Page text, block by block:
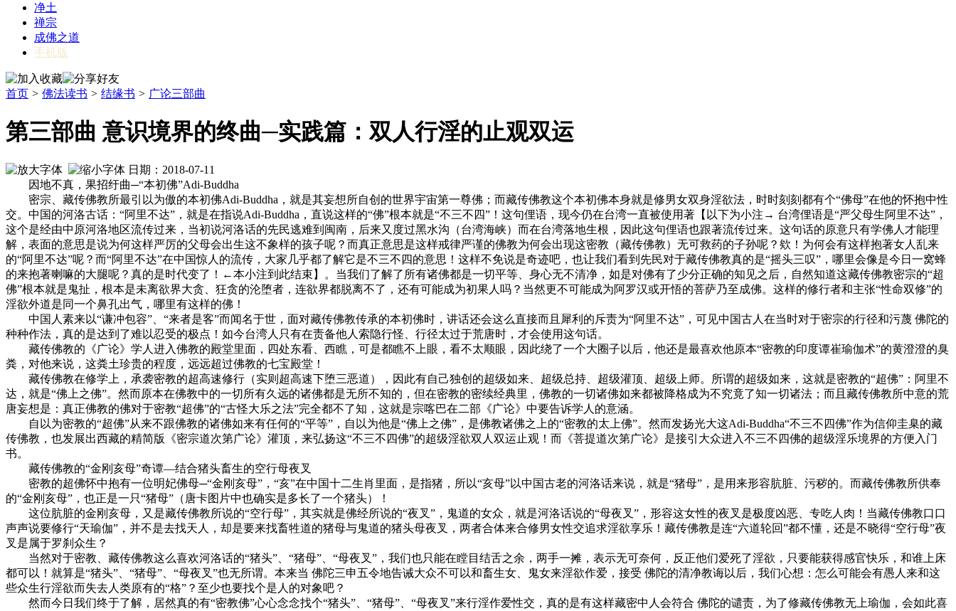
净土
禅宗
成佛之道
手机版
首页 > 佛法读书 > 结缘书 > 广论三部曲
第三部曲 意识境界的终曲─实践篇：双人行淫的止观双运
日期：2018-07-11
因地不真，果招纡曲─“本初佛”Adi-Buddha
密宗、藏传佛教所最引以为傲的本初佛Adi-Buddha，就是其妄想所自创的世界宇宙第一尊佛；而藏传佛教这个本初佛本身就是修男女双身淫欲法，时时刻刻都有个“佛母”在他的怀抱中性
交。中国的河洛古话：“阿里不达”，就是在指说Adi-Buddha，直说这样的“佛”根本就是“不三不四”！这句俚语，现今仍在台湾一直被使用著【以下为小注→ 台湾俚语是“严父母生阿里不达”，
这个是经由中原河洛地区流传过来，当初说河洛话的先民逃难到闽南，后来又度过黑水沟（台湾海峡）而在台湾落地生根，因此这句俚语也跟著流传过来。这句话的原意只有学佛人才能理
解，表面的意思是说为何这样严厉的父母会出生这不象样的孩子呢？而真正意思是这样戒律严谨的佛教为何会出现这密教（藏传佛教）无可救药的子孙呢？欸！为何会有这样抱著女人乱来
的“阿里不达”呢？而“阿里不达”在中国惊人的流传，大家几乎都了解它是不三不四的意思！这样不免说是奇迹吧，也让我们看到先民对于藏传佛教真的是“摇头三叹”，哪里会像是今日一窝蜂
的来抱著喇嘛的大腿呢？真的是时代变了！←本小注到此结束】。当我们了解了所有诸佛都是一切平等、身心无不清净，如是对佛有了少分正确的知见之后，自然知道这藏传佛教密宗的“超
佛”根本就是鬼扯，根本是未离欲界大贪、狂贪的沦堕者，连欲界都脱离不了，还有可能成为初果人吗？当然更不可能成为阿罗汉或开悟的菩萨乃至成佛。这样的修行者和主张“性命双修”的
淫欲外道是同一个鼻孔出气，哪里有这样的佛！
中国人素来以“谦冲包容”、“来者是客”而闻名于世，面对藏传佛教传承的本初佛时，讲话还会这么直接而且犀利的斥责为“阿里不达”，可见中国古人在当时对于密宗的行径和污蔑 佛陀的
种种作法，真的是达到了难以忍受的极点！如今台湾人只有在责备他人索隐行怪、行径太过于荒唐时，才会使用这句话。
藏传佛教的《广论》学人进入佛教的殿堂里面，四处东看、西瞧，可是都瞧不上眼，看不太顺眼，因此绕了一个大圈子以后，他还是最喜欢他原本“密教的印度谭崔瑜伽术”的黄澄澄的臭
粪，对他来说，这粪土珍贵的程度，远远超过佛教的七宝殿堂！
藏传佛教在修学上，承袭密教的超高速修行（实则超高速下堕三恶道），因此有自己独创的超级如来、超级总持、超级灌顶、超级上师。所谓的超级如来，这就是密教的“超佛”：阿里不
达，就是“佛上之佛”。然而原本在佛教中的一切所有久远的诸佛都是无所不知的，但在密教的密续经典里，佛教的一切诸佛如来都被降格成为不究竟了知一切诸法；而且藏传佛教所中意的荒
唐妄想是：真正佛教的佛对于密教“超佛”的“古怪大乐之法”完全都不了知，这就是宗喀巴在二部《广论》中要告诉学人的意涵。
自以为密教的“超佛”从来不跟佛教的诸佛如来有任何的“平等”，自以为他是“佛上之佛”，是佛教诸佛之上的“密教的太上佛”。然而发扬光大这Adi-Buddha“不三不四佛”作为信仰圭臬的藏
传佛教，也发展出西藏的精简版《密宗道次第广论》灌顶，来弘扬这“不三不四佛”的超级淫欲双人双运止观！而《菩提道次第广论》是接引大众进入不三不四佛的超级淫乐境界的方便入门
书。
藏传佛教的“金刚亥母”奇谭—结合猪头畜生的空行母夜叉
密教的超佛怀中抱有一位明妃佛母─“金刚亥母”，“亥”在中国十二生肖里面，是指猪，所以“亥母”以中国古老的河洛话来说，就是“猪母”，是用来形容肮脏、污秽的。而藏传佛教所供奉
的“金刚亥母”，也正是一只“猪母”（唐卡图片中也确实是多长了一个猪头）！
这位肮脏的金刚亥母，又是藏传佛教所说的“空行母”，其实就是佛经所说的“夜叉”，鬼道的女众，就是河洛话说的“母夜叉”，形容这女性的夜叉是极度凶恶、专吃人肉！当藏传佛教口口
声声说要修行“天瑜伽”，并不是去找天人，却是要来找畜牲道的猪母与鬼道的猪头母夜叉，两者合体来合修男女性交追求淫欲享乐！藏传佛教是连“六道轮回”都不懂，还是不晓得“空行母”夜
叉是属于罗刹众生？
当然对于密教、藏传佛教这么喜欢河洛话的“猪头”、“猪母”、“母夜叉”，我们也只能在瞠目结舌之余，两手一摊，表示无可奈何，反正他们爱死了淫欲，只要能获得感官快乐，和谁上床
都可以！就算是“猪头”、“猪母”、“母夜叉”也无所谓。本来当 佛陀三申五令地告诫大众不可以和畜生女、鬼女来淫欲作爱，接受 佛陀的清净教诲以后，我们心想：怎么可能会有愚人来和这
些众生行淫欲而失去人类原有的“格”？至少也要找个是人的对象吧？
然而今日我们终于了解，居然真的有“密教佛”心心念念找个“猪头”、“猪母”、“母夜叉”来行淫作爱性交，真的是有这样藏密中人会符合 佛陀的谴责，为了修藏传佛教无上瑜伽，会如此喜